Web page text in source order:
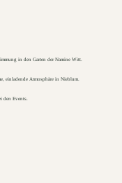
in den Garten der Namine Witt.
einladende Atmosphäre in Nieblum.
den Events.